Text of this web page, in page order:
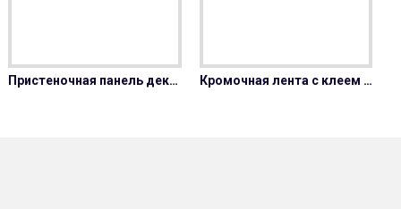
Плинтус кухонный ЛБ-37 2075/FL-Дуб Кера Кромочная лента с клеем 45 мм декор 2088/FL-Дуб Делано
Пристеночная панель декор 2075/FL-Дуб Кера Кромочная лента с клеем 45 мм декор 2075/FL-Дуб Кера